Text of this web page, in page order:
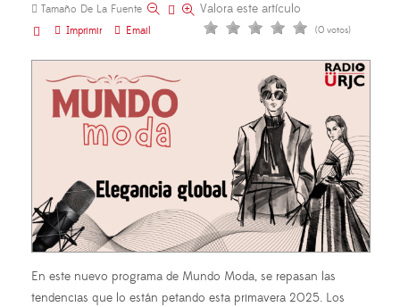
Tamaño De La Fuente
Imprimir
Email
Valora este artículo
(0 votos)
En este nuevo programa de Mundo Moda, se repasan las
tendencias que lo están petando esta primavera 2025. Los